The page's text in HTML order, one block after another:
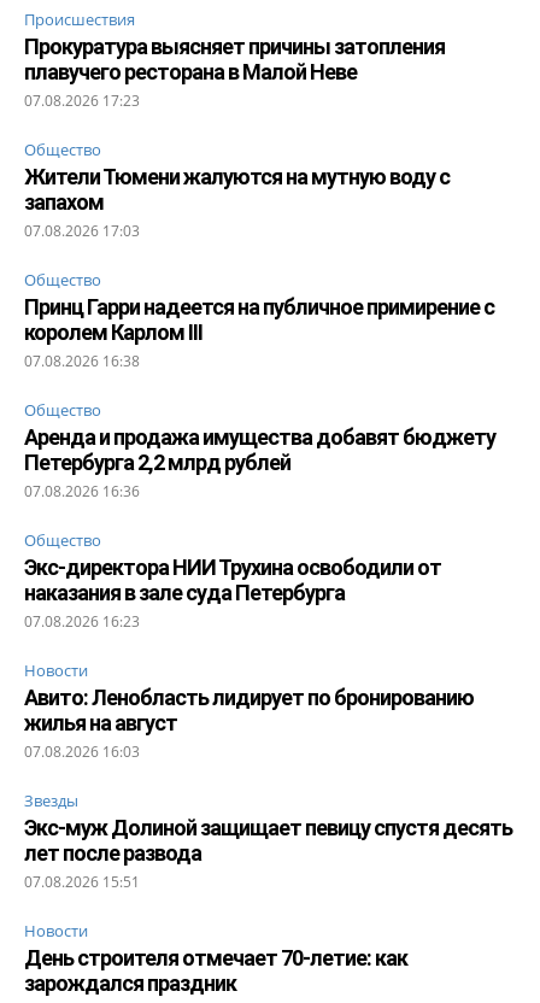
Происшествия
Прокуратура выясняет причины затопления
плавучего ресторана в Малой Неве
07.08.2026 17:23
Общество
Жители Тюмени жалуются на мутную воду с
запахом
07.08.2026 17:03
Общество
Принц Гарри надеется на публичное примирение с
королем Карлом III
07.08.2026 16:38
Общество
Аренда и продажа имущества добавят бюджету
Петербурга 2,2 млрд рублей
07.08.2026 16:36
Общество
Экс-директора НИИ Трухина освободили от
наказания в зале суда Петербурга
07.08.2026 16:23
Новости
Авито: Ленобласть лидирует по бронированию
жилья на август
07.08.2026 16:03
Звезды
Экс-муж Долиной защищает певицу спустя десять
лет после развода
07.08.2026 15:51
Новости
День строителя отмечает 70-летие: как
зарождался праздник